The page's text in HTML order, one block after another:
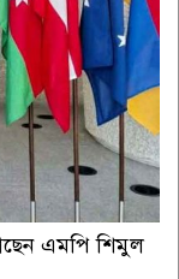
এমপি শিমুল